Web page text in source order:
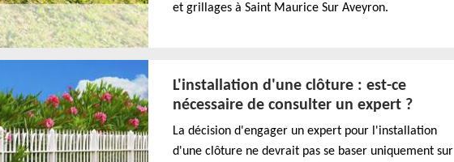
et grillages à Saint Maurice Sur Aveyron.
L'installation d'une clôture : est-ce
nécessaire de consulter un expert ?
La décision d'engager un expert pour l'installation
d'une clôture ne devrait pas se baser uniquement sur